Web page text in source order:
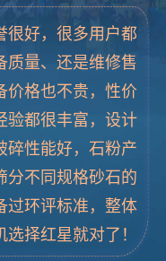
很好，很多用户都
质量、还是维修售
价格也不贵，性价
验都很丰富，设计
碎性能好，石粉产
分不同规格砂石的
过环评标准，整体
择红星就对了！